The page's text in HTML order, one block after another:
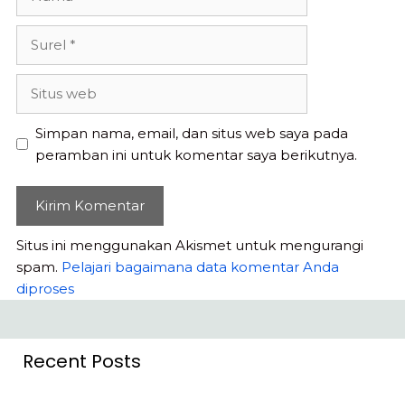
Simpan nama, email, dan situs web saya pada
peramban ini untuk komentar saya berikutnya.
Situs ini menggunakan Akismet untuk mengurangi
spam. Pelajari bagaimana data komentar Anda
diproses
Recent Posts